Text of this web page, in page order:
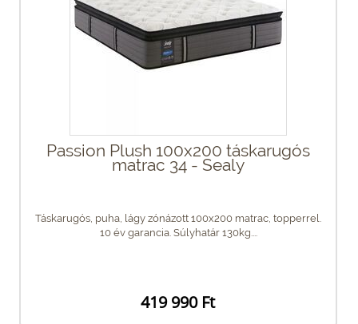
Passion Plush 100x200 táskarugós
matrac 34 - Sealy
Táskarugós, puha, lágy zónázott 100x200 matrac, topperrel.
10 év garancia. Súlyhatár 130kg....
419 990 Ft